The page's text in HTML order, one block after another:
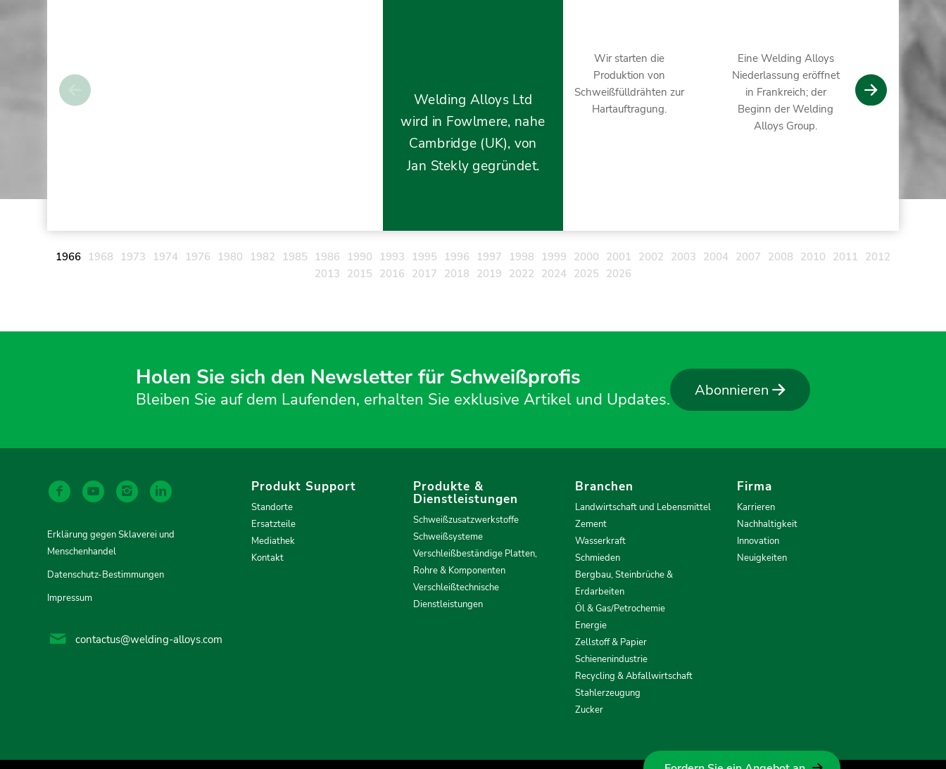
Welding Alloys Ltd
wird in Fowlmere, nahe
Cambridge (UK), von
Jan Stekly gegründet.
Wir starten die
Produktion von
Schweißfülldrähten zur
Hartauftragung.
Eine Welding Alloys
Niederlassung eröffnet
in Frankreich; der
Beginn der Welding
Alloys Group.
1966 1968 1973 1974 1976 1980 1982 1985 1986 1990 1993 1995 1996 1997 1998 1999 2000 2001 2002 2003 2004 2007 2008 2010 2011 2012
2013 2015 2016 2017 2018 2019 2022 2024 2025 2026
Holen Sie sich den Newsletter für Schweißprofis
Bleiben Sie auf dem Laufenden, erhalten Sie exklusive Artikel und Updates. Abonnieren
Erklärung gegen Sklaverei und
Menschenhandel
Datenschutz-Bestimmungen
Impressum
contactus@welding-alloys.com
Produkt Support
Standorte
Ersatzteile
Mediathek
Kontakt
Produkte &
Dienstleistungen
Schweißzusatzwerkstoffe
Schweißsysteme
Verschleißbeständige Platten,
Rohre & Komponenten
Verschleißtechnische
Dienstleistungen
Branchen
Landwirtschaft und Lebensmittel
Zement
Wasserkraft
Schmieden
Bergbau, Steinbrüche &
Erdarbeiten
Öl & Gas/Petrochemie
Energie
Zellstoff & Papier
Schienenindustrie
Recycling & Abfallwirtschaft
Stahlerzeugung
Zucker
Firma
Karrieren
Nachhaltigkeit
Innovation
Neuigkeiten